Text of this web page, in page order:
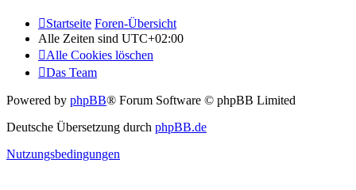
Startseite Foren-Übersicht
Alle Zeiten sind UTC+02:00
Alle Cookies löschen
Das Team
Powered by phpBB® Forum Software © phpBB Limited
Deutsche Übersetzung durch phpBB.de
Nutzungsbedingungen